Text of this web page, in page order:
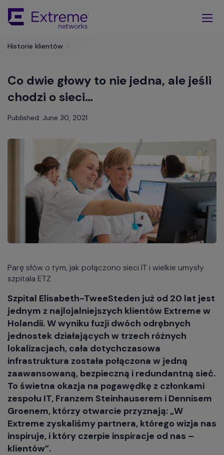
Main
Historie klientów >
Co dwie głowy to nie jedna, ale jeśli
chodzi o sieci…
Published: June 30, 2021
Parę słów o tym, jak połączono sieci IT i wielkie umysły
szpitala ETZ
Szpital Elisabeth-TweeSteden już od 20 lat jest
jednym z najlojalniejszych klientów Extreme w
Holandii. W wyniku fuzji dwóch odrębnych
jednostek działających w trzech różnych
lokalizacjach, cała dotychczasowa
infrastruktura została połączona w jedną
zaawansowaną, bezpieczną i redundantną sieć.
To świetna okazja na pogawędkę z członkami
zespołu IT, Franzem Steinhauserem i Dennisem
Groenem, którzy otwarcie przyznają: „W
Extreme zyskaliśmy partnera, którego wizja nas
inspiruje, i który czerpie inspiracje od nas –
klientów”.